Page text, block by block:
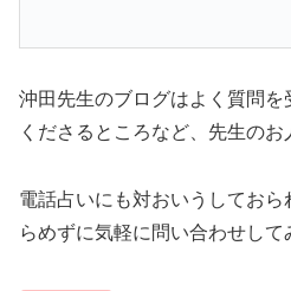
沖田先生のブログはよく質問
くださるところなど、先生のお
電話占いにも対おいうしておら
らめずに気軽に問い合わせして